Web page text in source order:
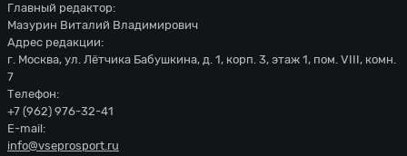
Главный редактор:
Мазурин Виталий Владимирович
Адрес редакции:
г. Москва, ул. Лётчика Бабушкина, д. 1, корп. 3, этаж 1, пом. VIII, комн.
7
Телефон:
+7 (962) 976-32-41
E-mail:
info@vseprosport.ru